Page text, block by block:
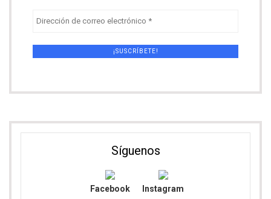
Síguenos
Facebook Instagram